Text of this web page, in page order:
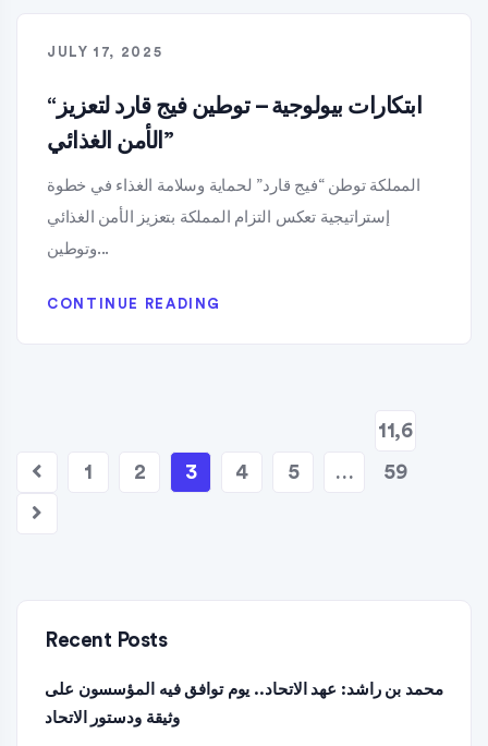
JULY 17, 2025
“ابتكارات بيولوجية – توطين فيج قارد لتعزيز
الأمن الغذائي”
المملكة توطن “فيج قارد” لحماية وسلامة الغذاء في خطوة
إستراتيجية تعكس التزام المملكة بتعزيز الأمن الغذائي
وتوطين...
CONTINUE READING
1 2 3 4 5 …
11,6
59
Recent Posts
محمد بن راشد: عهد الاتحاد.. يوم توافق فيه المؤسسون على
وثيقة ودستور الاتحاد